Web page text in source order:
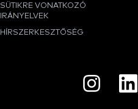
SÜTIKRE VONATKOZÓ
IRÁNYELVEK
HÍRSZERKESZTŐSÉG